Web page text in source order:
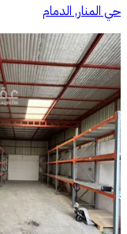
حي المنار, الدمام